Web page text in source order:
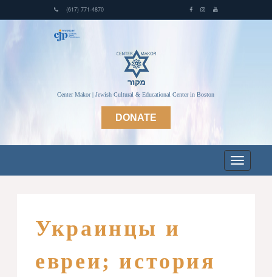
(617) 771-4870
Center Makor | Jewish Cultural & Educational Center in Boston
DONATE
Украинцы и
евреи; история